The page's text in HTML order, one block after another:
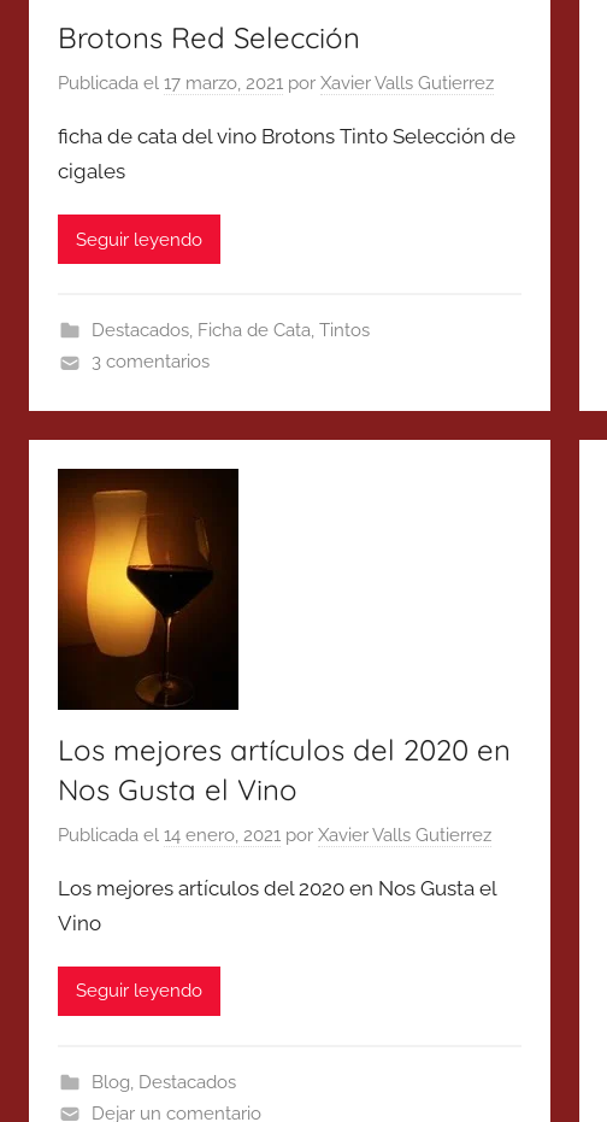
Brotons Red Selección
Publicada el 17 marzo, 2021 por Xavier Valls Gutierrez
ficha de cata del vino Brotons Tinto Selección de
cigales
Seguir leyendo
Destacados, Ficha de Cata, Tintos
3 comentarios
Los mejores artículos del 2020 en
Nos Gusta el Vino
Publicada el 14 enero, 2021 por Xavier Valls Gutierrez
Los mejores artículos del 2020 en Nos Gusta el
Vino
Seguir leyendo
Blog, Destacados
Dejar un comentario